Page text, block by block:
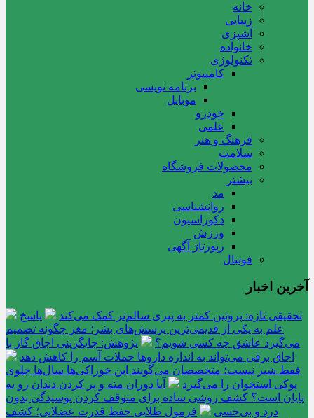
خانه
زیبایی
آشپزی
خانواده
تکنولوژی
کامپیوتر
برنامه نویسی
موبایل
خودرو
علمی
فرهنگ و هنر
سلامت
محصولات فروشگاه
بیشتر
مد
روانشناسی
دکوراسیون
ورزش
رپورتاژ آگهی
فوتبال
آخرین اخبار
تحقیقی تازه: پروتین کمتر به پیری سالم‌تر کمک می‌کند
پاسخ
علم به یکی از قدیمی‌ترین پرسش‌های بشر؛ مغز چگونه تصمیم
می‌گیرد عاشق چه کسی شویم؟
پژوهش: جایگزینی اجاق گاز با
اجاق برقی می‌تواند به اندازه داروها حملات آسم را کاهش دهد
فقط شیر نیست؛ متخصصان می‌گویند این خوراکی‌ها سال‌ها جلوی
پوکی استخوان را می‌گیرد
آیا دوران مته و پر کردن دندان رو به
پایان است؟ کشف روشی ساده برای متوقف کردن پوسیدگی بدون
درد و بی‌حسی
فرمول طلایی حفظ قدرت عضلانی؛ کشف